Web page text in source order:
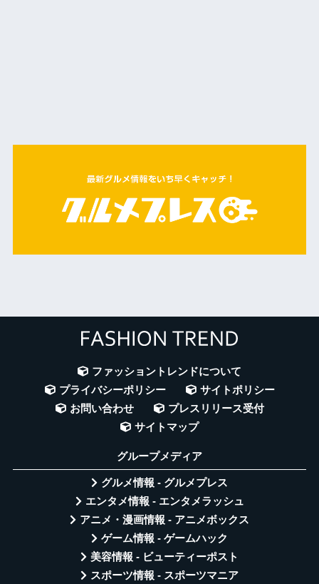
ファッショントレンドについて
プライバシーポリシー
サイトポリシー
お問い合わせ
プレスリリース受付
サイトマップ
グループメディア
グルメ情報 - グルメプレス
エンタメ情報 - エンタメラッシュ
アニメ・漫画情報 - アニメボックス
ゲーム情報 - ゲームハック
美容情報 - ビューティーポスト
スポーツ情報 - スポーツマニア